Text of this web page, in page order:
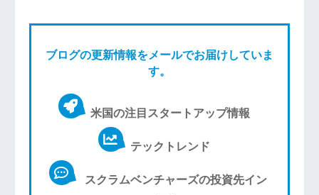
ブログの更新情報をメールでお届けしていま
す。
米国の注目スタートアップ情報
テックトレンド
スクラムベンチャーズの投資先イン